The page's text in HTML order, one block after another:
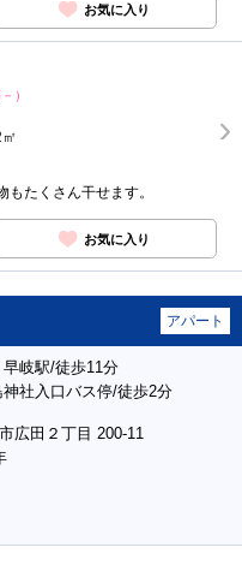
お気に入り
）
たくさん干せます。
お気に入り
アパート
早岐駅/徒歩11分
社入口バス停/徒歩2分
広田２丁目 200-11